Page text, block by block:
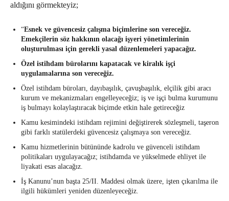
aldığını görmekteyiz;
“Esnek ve güvencesiz çalışma biçimlerine son vereceğiz.
Emekçilerin söz hakkının olacağı işyeri yönetimlerinin
oluşturulması için gerekli yasal düzenlemeleri yapacağız.
Özel istihdam bürolarını kapatacak ve kiralık işçi
uygulamalarına son vereceğiz.
Özel istihdam büroları, dayıbaşılık, çavuşbaşılık, elçilik gibi aracı
kurum ve mekanizmaları engelleyeceğiz; iş ve işçi bulma kurumunu
iş bulmayı kolaylaştıracak biçimde etkin hale getireceğiz
Kamu kesimindeki istihdam rejimini değiştirerek sözleşmeli, taşeron
gibi farklı statülerdeki güvencesiz çalışmaya son vereceğiz.
Kamu hizmetlerinin bütününde kadrolu ve güvenceli istihdam
politikaları uygulayacağız; istihdamda ve yükselmede ehliyet ile
liyakati esas alacağız.
İş Kanunu’nun başta 25/II. Maddesi olmak üzere, işten çıkarılma ile
ilgili hükümleri yeniden düzenleyeceğiz.